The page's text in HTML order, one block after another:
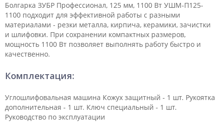
Болгарка ЗУБР Профессионал, 125 мм, 1100 Вт УШМ-П125-
1100 подходит для эффективной работы с разными
материалами - резки металла, кирпича, керамики, зачистки
и шлифовки. При сохранении компактных размеров,
мощность 1100 Вт позволяет выполнять работу быстро и
качественно.
Комплектация:
Углошлифовальная машина Кожух защитный - 1 шт. Рукоятка
дополнительная - 1 шт. Ключ специальный - 1 шт.
Руководство по эксплуатации